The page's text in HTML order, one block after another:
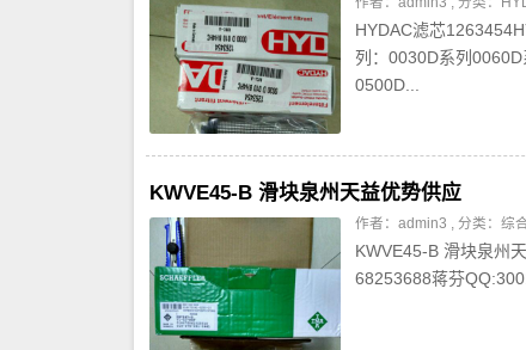
HYDAC滤芯
列：0030D系列
0500D...
KWVE45-B 滑块泉州天益优势供应
作者：admin3 , 分类： 综
KWVE45-B 滑块泉州
68253688蒋芬